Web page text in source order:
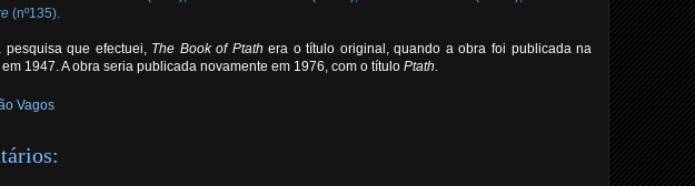
(nº135).
que efectuei, The Book of Ptath era o título original, quando a obra foi publicada na
em 1947. A obra seria publicada novamente em 1976, com o título Ptath
Vagos